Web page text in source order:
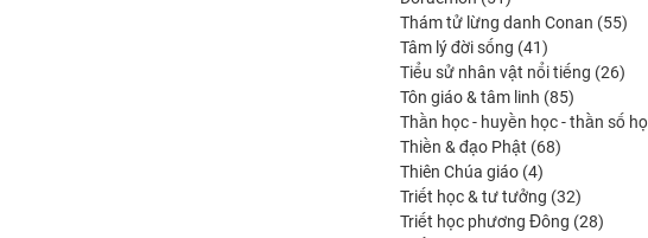
produits
Thám tử lừng danh Conan 5555
Tâm lý đời sống 4141
produits
Tiểu sử nhân vật nổi tiếng 2626
Tôn giáo & tâm linh 8585
produits
Thần học - huyền học - thần số
Thiền & đạo Phật 6868
Thiên Chúa giáo 44
produits
Triết học & tư tưởng 3232
produits
Triết học phương Đông 2828